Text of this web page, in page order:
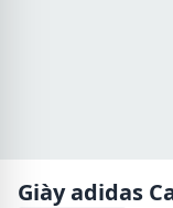
Giày adidas